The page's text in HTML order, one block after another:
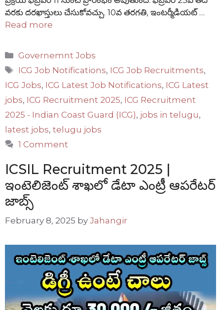
వరకు దరఖాస్తులు చేసుకోవచ్చు. 10వ తరగతి, ఇంటర్మీడియట్ …
Read more
Categories
Governemnt Jobs
Tags
ICG Job Notifications, ICG Job Recruitments,
ICG Jobs, ICG Latest Job Notifications, ICG Latest
jobs, ICG Recruitment 2025, ICG Recruitment
2025 - Indian Coast Guard (ICG), jobs in telugu,
latest jobs, telugu jobs
1 Comment
ICSIL Recruitment 2025 |
ఇంటెలిజెంట్ శాఖలో డేటా ఎంట్రీ ఆపరేటర్
జాబ్స్
February 8, 2025 by Jahangir